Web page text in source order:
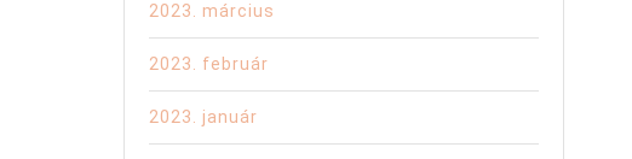
2023. március
2023. február
2023. január